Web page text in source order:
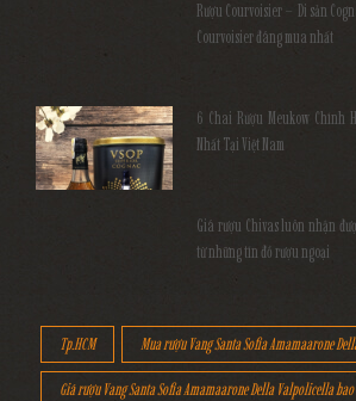
Rượu Courvoisier – Di sản
Courvoisier đáng mua nhất
6 Chai Rượu Meukow Chính
Nhất Tại Việt Nam
Giá rượu Chivas luôn nhận
từ những tín đồ rượu ngoại
Tp.HCM Mua rượu Vang Santa Sofia Amamaarone
Giá rượu Vang Santa Sofia Amamaarone Della Valpolicella